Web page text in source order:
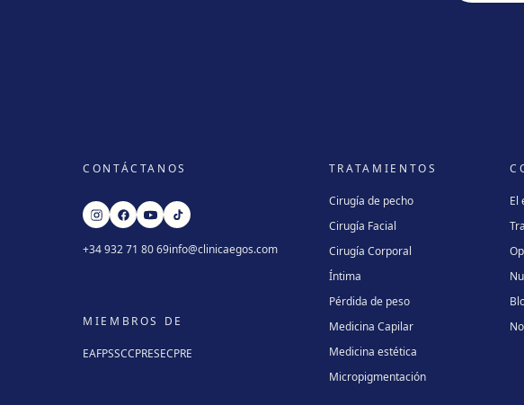
CONTÁCTANOS
+34 932 71 80 69info@clinicaegos.com
MIEMBROS DE
EAFPSSCCPRESECPRE
TRATAMIENTOS
Cirugía de pecho
Cirugía Facial
Cirugía Corporal
Íntima
Pérdida de peso
Medicina Capilar
Medicina estética
Micropigmentación
El